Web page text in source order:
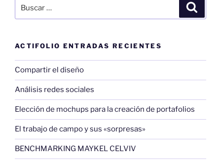
por:
ACTIFOLIO ENTRADAS RECIENTES
Compartir el diseño
Análisis redes sociales
Elección de mochups para la creación de portafolios
El trabajo de campo y sus «sorpresas»
BENCHMARKING MAYKEL CELVIV